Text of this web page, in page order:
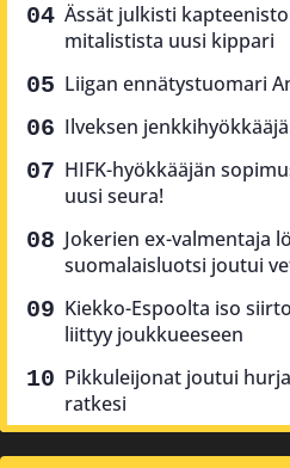
Ässät julkisti
mitalistista uusi kippari
Liigan ennätystuomari
Ilveksen
HIFK-hyökkääjän
uusi seura!
Jokerien ex-valmentaja
suomalaisluotsi joutui
Kiekko-Espoolta iso
liittyy joukkueeseen
Pikkuleijonat joutui
ratkesi